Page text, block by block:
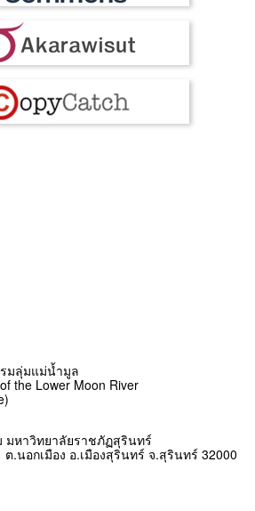
มลุ่มแม่น้ำมูล
the Lower Moon River
หาวิทยาลัยราชภัฏสุรินทร์
.นอกเมือง อ.เมืองสุรินทร์ จ.สุรินทร์ 32000